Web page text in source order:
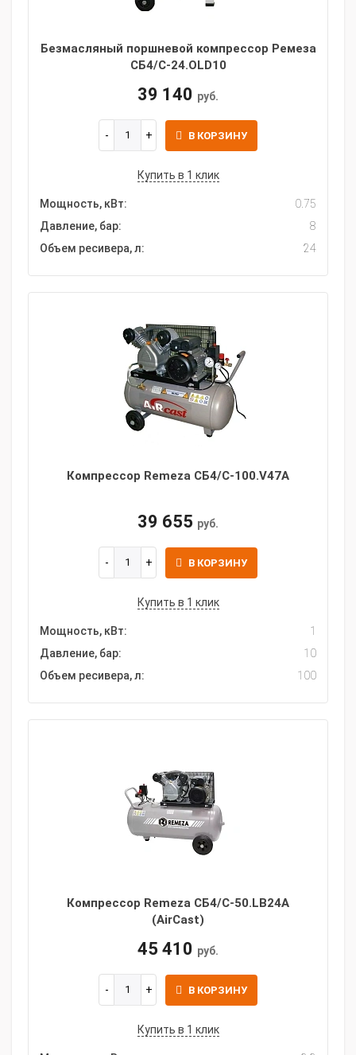
Безмасляный поршневой компрессор Ремеза
СБ4/С-24.OLD10
39 140 руб.
В КОРЗИНУ
Купить в 1 клик
Мощность, кВт:
0.75
Давление, бар:
8
Объем ресивера, л:
24
Компрессор Remeza СБ4/С-100.V47А
39 655 руб.
В КОРЗИНУ
Купить в 1 клик
Мощность, кВт:
1
Давление, бар:
10
Объем ресивера, л:
100
Компрессор Remeza СБ4/С-50.LB24A
(AirCast)
45 410 руб.
В КОРЗИНУ
Купить в 1 клик